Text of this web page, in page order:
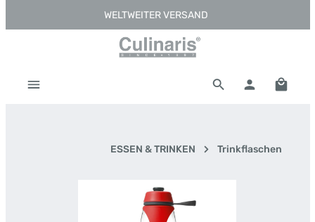
Zum Hauptinhalt springenWELTWEITER VERSAND
ESSEN & TRINKEN Trinkflaschen